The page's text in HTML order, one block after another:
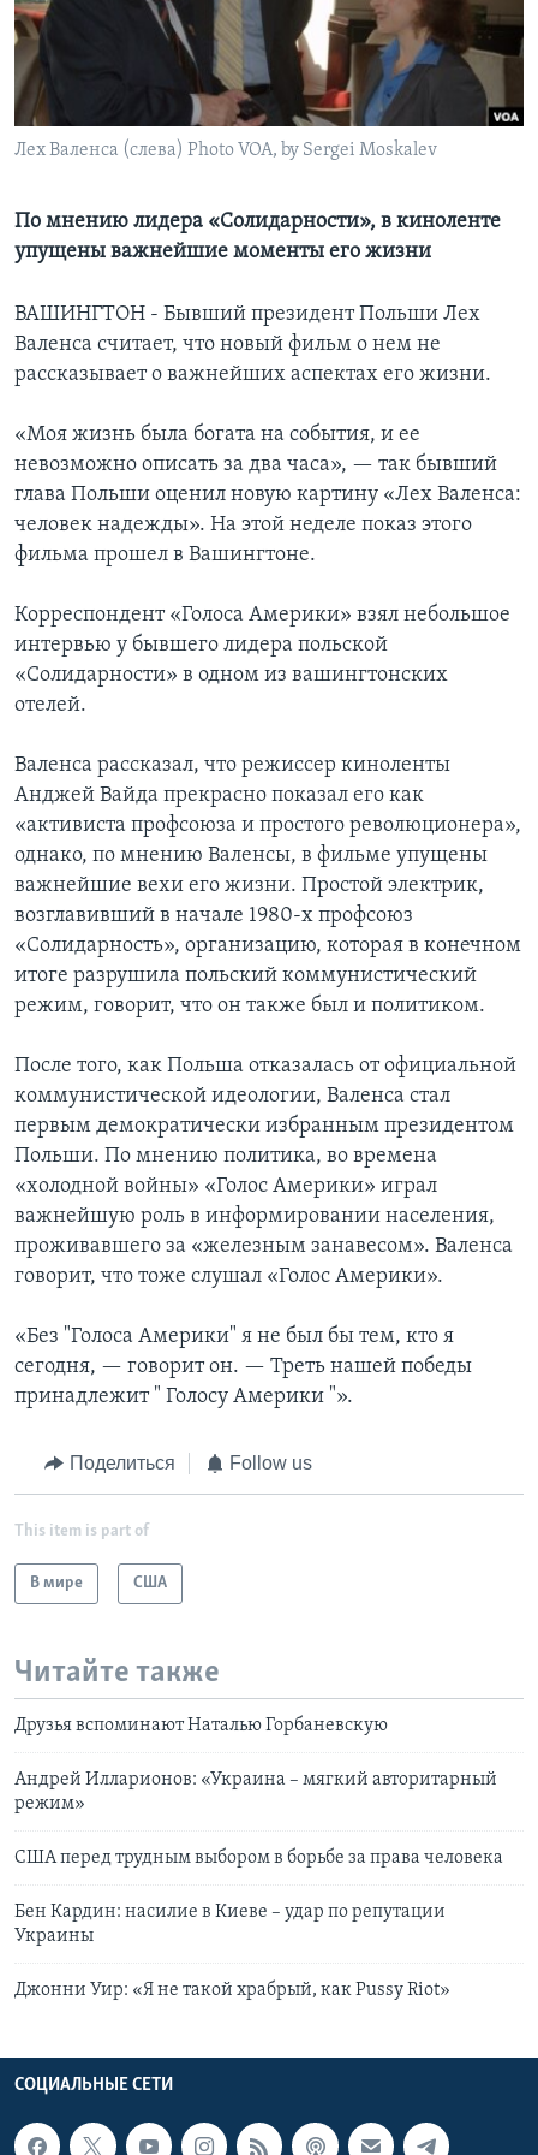
Learning English
СОЦИАЛЬНЫЕ СЕТИ
Языки
Лех Валенса (слева) Photo VOA, by Sergei Moskalev
По мнению лидера «Солидарности», в киноленте
упущены важнейшие моменты его жизни
ВАШИНГТОН - Бывший президент Польши Лех
Валенса считает, что новый фильм о нем не
рассказывает о важнейших аспектах его жизни.
«Моя жизнь была богата на события, и ее
невозможно описать за два часа», — так бывший
глава Польши оценил новую картину «Лех Валенса:
человек надежды». На этой неделе показ этого
фильма прошел в Вашингтоне.
Корреспондент «Голоса Америки» взял небольшое
интервью у бывшего лидера польской
«Солидарности» в одном из вашингтонских
отелей.
Валенса рассказал, что режиссер киноленты
Анджей Вайда прекрасно показал его как
«активиста профсоюза и простого революционера»,
однако, по мнению Валенсы, в фильме упущены
важнейшие вехи его жизни. Простой электрик,
возглавивший в начале 1980-х профсоюз
«Солидарность», организацию, которая в конечном
итоге разрушила польский коммунистический
режим, говорит, что он также был и политиком.
После того, как Польша отказалась от официальной
коммунистической идеологии, Валенса стал
первым демократически избранным президентом
Польши. По мнению политика, во времена
«холодной войны» «Голос Америки» играл
важнейшую роль в информировании населения,
проживавшего за «железным занавесом». Валенса
говорит, что тоже слушал «Голос Америки».
«Без "Голоса Америки" я не был бы тем, кто я
сегодня, — говорит он. — Треть нашей победы
принадлежит " Голосу Америки "».
Поделиться Follow us
This item is part of
В мире США
Читайте также
Друзья вспоминают Наталью Горбаневскую
Андрей Илларионов: «Украина – мягкий авторитарный
режим»
США перед трудным выбором в борьбе за права человека
Бен Кардин: насилие в Киеве – удар по репутации
Украины
Джонни Уир: «Я не такой храбрый, как Pussy Riot»
СОЦИАЛЬНЫЕ СЕТИ